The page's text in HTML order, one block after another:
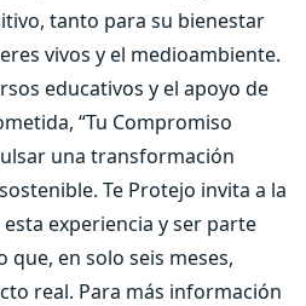
tanto para su bienestar
vivos y el medioambiente.
educativos y el apoyo de
“Tu Compromiso
una transformación
Te Protejo invita a la
experiencia y ser parte
en solo seis meses,
real. Para más información